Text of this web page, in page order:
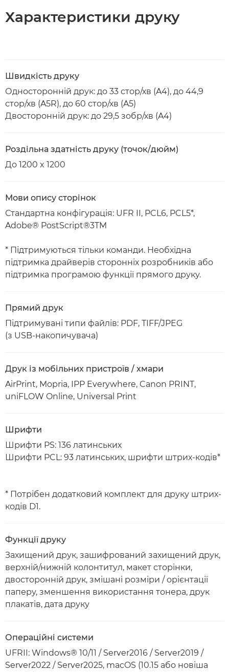
Характеристики друку
Швидкість друку
Односторонній друк: до 33 стор/хв (A4), до 44,9
стор/хв (A5R), до 60 стор/хв (A5)
Двосторонній друк: до 29,5 зобр/хв (A4)
Роздільна здатність друку (точок/дюйм)
До 1200 x 1200
Мови опису сторінок
Стандартна конфігурація: UFR II, PCL6, PCL5*,
Adobe® PostScript®3TM
* Підтримуються тільки команди. Необхідна
підтримка драйверів сторонніх розробників або
підтримка програмою функції прямого друку.
Прямий друк
Підтримувані типи файлів: PDF, TIFF/JPEG
(з USB-накопичувача)
Друк із мобільних пристроїв / хмари
AirPrint, Mopria, IPP Everywhere, Canon PRINT,
uniFLOW Online, Universal Print
Шрифти
Шрифти PS: 136 латинських
Шрифти PCL: 93 латинських, шрифти штрих-кодів*
* Потрібен додатковий комплект для друку штрих-
кодів D1.
Функції друку
Захищений друк, зашифрований захищений друк,
верхній/нижній колонтитул, макет сторінки,
двосторонній друк, змішані розміри / орієнтації
паперу, зменшення використання тонера, друк
плакатів, дата друку
Операційні системи
UFRII: Windows® 10/11 / Server2016 / Server2019 /
Server2022 / Server2025, macOS (10.15 або новіша